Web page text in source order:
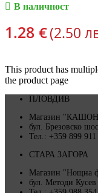
В наличност
1.28 €(2.50
This product has
the product page
ПЛОВДИВ
Магазин
бул. Брезовско
Тел.: +359 899 911
СТАРА ЗАГОРА
Магазин "Нощна
бул. Методи